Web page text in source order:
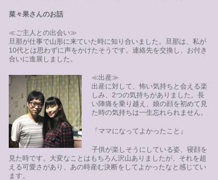
菜々果さんのお話
≪ご主人との出会い≫
旦那が仕事で山形に来ていた時に知り合いました。旦那は、私が
10代とは思わずに声をかけたそうです。連絡先を交換し、お付き
合いに進展しました。
≪出産≫
出産に対して、怖い気持ちと会える楽
しみ、2つの気持ちがありました。長
い陣痛を乗り越え、娘の顔を初めて見
た時の気持ちは一生忘れられません。
『ママになってよかったこと』
子供が楽しそうにしている姿、寝顔を
見た時です。大変なことはもちろん沢山ありましたが、それを超
える可愛さがあり、あの時産む決断をしてよかったなと感じてい
ます。